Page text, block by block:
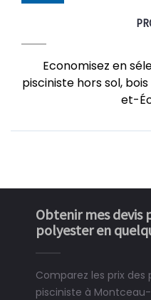
Economisez en
pisciniste hors sol,
et-
Obtenir mes devis
polyester en
Comparez les prix des
pisciniste à